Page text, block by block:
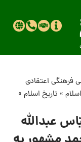
فرهنگی اعتقادی
اسلام» تاریخ اسلام»
عبدالله